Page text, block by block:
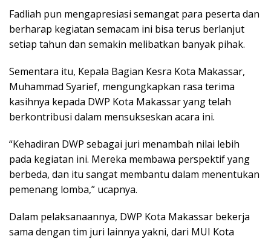
Fadliah pun mengapresiasi semangat para peserta dan
berharap kegiatan semacam ini bisa terus berlanjut
setiap tahun dan semakin melibatkan banyak pihak.
Sementara itu, Kepala Bagian Kesra Kota Makassar,
Muhammad Syarief, mengungkapkan rasa terima
kasihnya kepada DWP Kota Makassar yang telah
berkontribusi dalam mensukseskan acara ini.
“Kehadiran DWP sebagai juri menambah nilai lebih
pada kegiatan ini. Mereka membawa perspektif yang
berbeda, dan itu sangat membantu dalam menentukan
pemenang lomba,” ucapnya.
Dalam pelaksanaannya, DWP Kota Makassar bekerja
sama dengan tim juri lainnya yakni, dari MUI Kota